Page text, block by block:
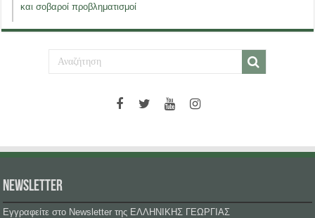
και σοβαροί προβληματισμοί
NEWSLETTER
Εγγραφείτε στο Newsletter της ΕΛΛΗΝΙΚΗΣ ΓΕΩΡΓΙΑΣ